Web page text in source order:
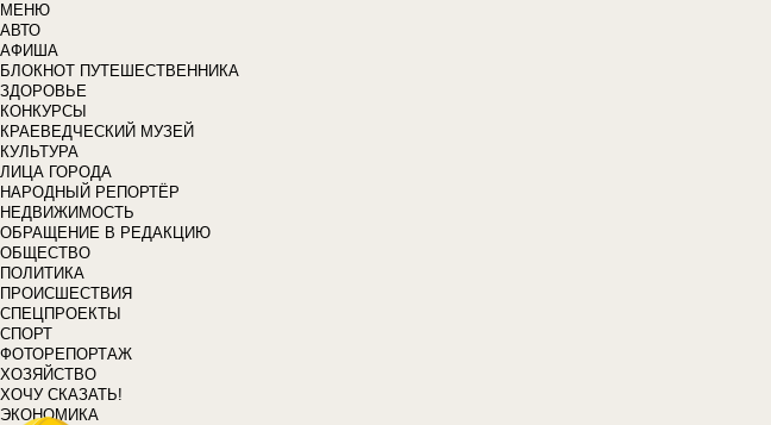
МЕНЮ
АВТО
АФИША
БЛОКНОТ ПУТЕШЕСТВЕННИКА
ЗДОРОВЬЕ
КОНКУРСЫ
КРАЕВЕДЧЕСКИЙ МУЗЕЙ
КУЛЬТУРА
ЛИЦА ГОРОДА
НАРОДНЫЙ РЕПОРТЁР
НЕДВИЖИМОСТЬ
ОБРАЩЕНИЕ В РЕДАКЦИЮ
ОБЩЕСТВО
ПОЛИТИКА
ПРОИСШЕСТВИЯ
СПЕЦПРОЕКТЫ
СПОРТ
ФОТОРЕПОРТАЖ
ХОЗЯЙСТВО
ХОЧУ СКАЗАТЬ!
ЭКОНОМИКА